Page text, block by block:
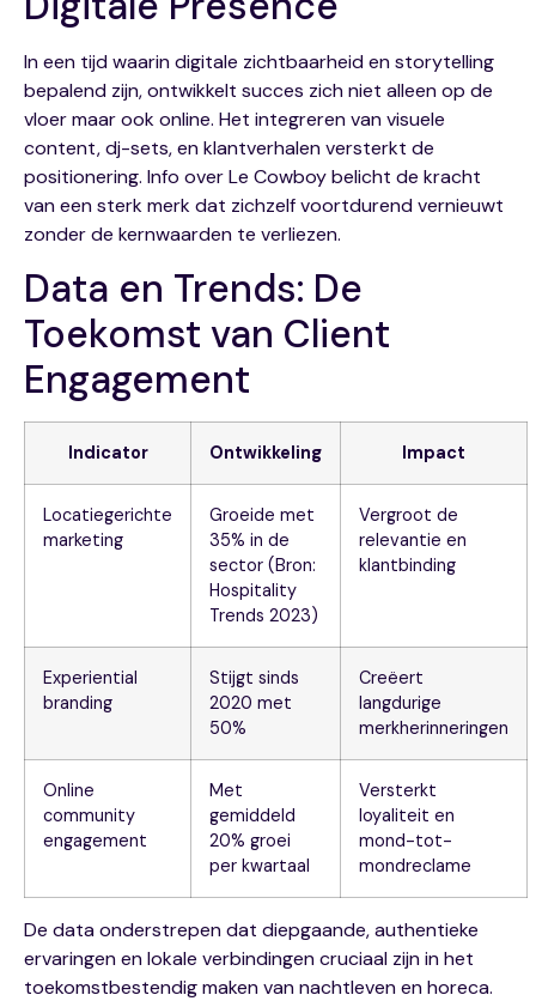
In een tijd waarin digitale zichtbaarheid en storytelling
bepalend zijn, ontwikkelt succes zich niet alleen op de
vloer maar ook online. Het integreren van visuele
content, dj-sets, en klantverhalen versterkt de
positionering. Info over Le Cowboy belicht de kracht
van een sterk merk dat zichzelf voortdurend vernieuwt
zonder de kernwaarden te verliezen.
Data en Trends: De
Toekomst van Client
Engagement
Indicator Ontwikkeling Impact
Locatiegerichte
marketing
Groeide met
35% in de
sector (Bron:
Hospitality
Trends 2023)
Vergroot de
relevantie en
klantbinding
Experiential
branding
Stijgt sinds
2020 met
50%
Creëert
langdurige
merkherinneringen
Online
community
engagement
Met
gemiddeld
20% groei
per kwartaal
Versterkt
loyaliteit en
mond-tot-
mondreclame
De data onderstrepen dat diepgaande, authentieke
ervaringen en lokale verbindingen cruciaal zijn in het
toekomstbestendig maken van nachtleven en horeca.